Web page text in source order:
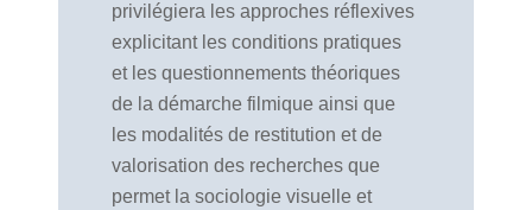
privilégiera les approches réflexives
explicitant les conditions pratiques
et les questionnements théoriques
de la démarche filmique ainsi que
les modalités de restitution et de
valorisation des recherches que
permet la sociologie visuelle et